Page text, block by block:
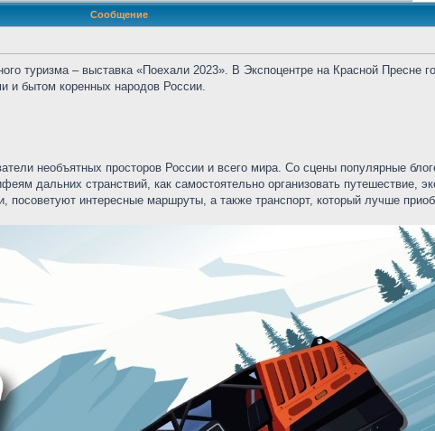
Сообщение
туризма – выставка «Поехали 2023». В Экспоцентре на Красной Пресне
и бытом коренных народов России.
необъятных просторов России и всего мира. Со сцены популярные
дальних странствий, как самостоятельно организовать путешествие,
интересные маршруты, а также транспорт, который лучше